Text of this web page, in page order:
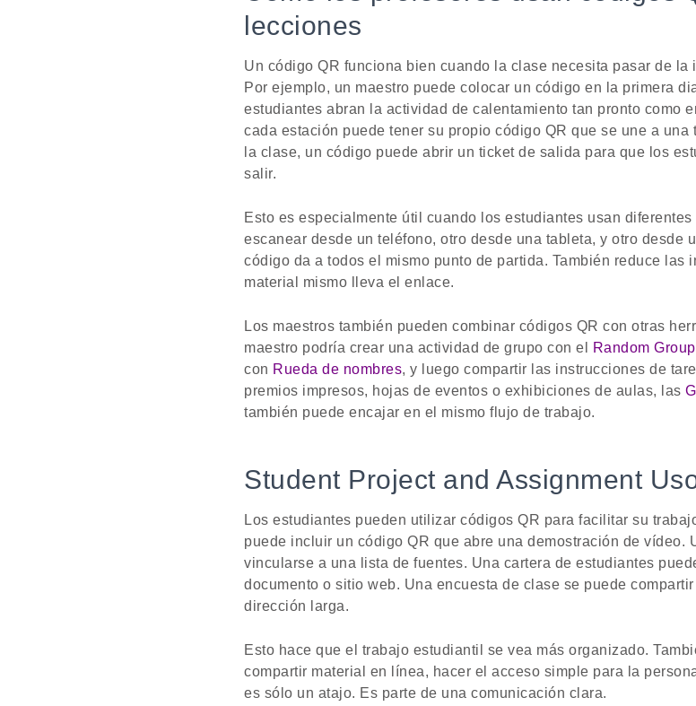
lecciones
Un código QR funciona bien cuando la clase necesita pasar de
Por ejemplo, un maestro puede colocar un código en la primera
estudiantes abran la actividad de calentamiento tan pronto como
cada estación puede tener su propio código QR que se une a
la clase, un código puede abrir un ticket de salida para que los
salir.
Esto es especialmente útil cuando los estudiantes usan
escanear desde un teléfono, otro desde una tableta, y otro desde
código da a todos el mismo punto de partida. También reduce las
material mismo lleva el enlace.
Los maestros también pueden combinar códigos QR con otras
maestro podría crear una actividad de grupo con el
Random
con Rueda de nombres, y luego compartir las instrucciones de
premios impresos, hojas de eventos o exhibiciones de aulas, las
también puede encajar en el mismo flujo de trabajo.
Student Project and Assignment
Los estudiantes pueden utilizar códigos QR para facilitar su
puede incluir un código QR que abre una demostración de vídeo.
vincularse a una lista de fuentes. Una cartera de estudiantes
documento o sitio web. Una encuesta de clase se puede
dirección larga.
Esto hace que el trabajo estudiantil se vea más organizado.
compartir material en línea, hacer el acceso simple para la
es sólo un atajo. Es parte de una comunicación clara.